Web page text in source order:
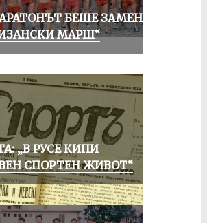
БЕШЕ ЗАМЕНЕН
МАРШ“
„В РУСЕ КИПИ
СПОРТЕН ЖИВОТ“